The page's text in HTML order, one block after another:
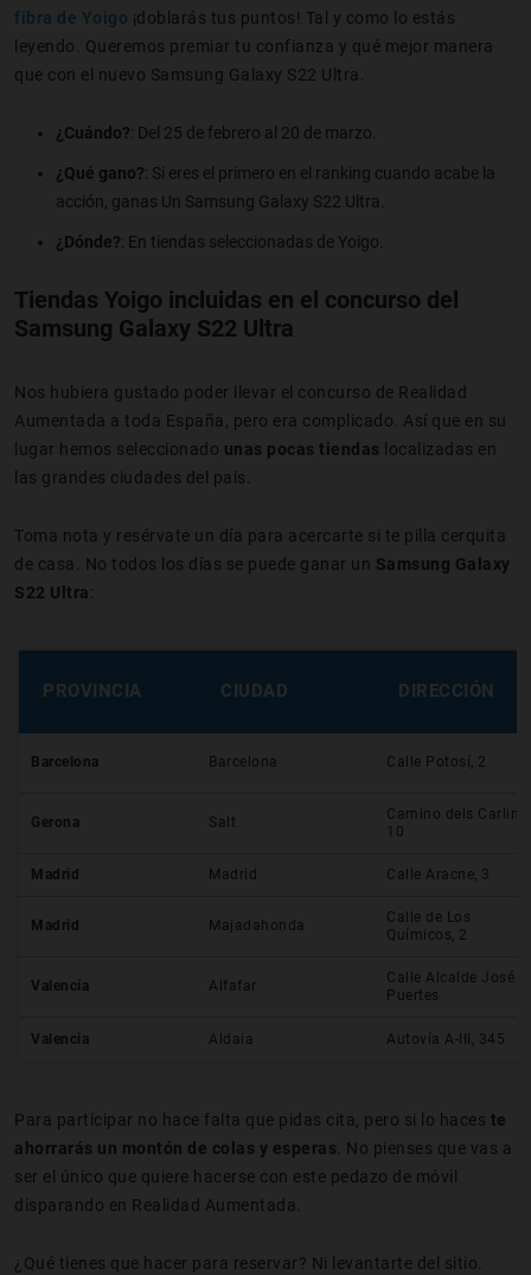
fibra de Yoigo ¡doblarás tus puntos! Tal y como lo estás
leyendo. Queremos premiar tu confianza y qué mejor manera
que con el nuevo Samsung Galaxy S22 Ultra.
¿Cuándo?: Del 25 de febrero al 20 de marzo.
¿Qué gano?: Si eres el primero en el ranking cuando acabe la
acción, ganas Un Samsung Galaxy S22 Ultra.
¿Dónde?: En tiendas seleccionadas de Yoigo.
Tiendas Yoigo incluidas en el concurso del
Samsung Galaxy S22 Ultra
Nos hubiera gustado poder llevar el concurso de Realidad
Aumentada a toda España, pero era complicado. Así que en su
lugar hemos seleccionado unas pocas tiendas
localizadas en
las grandes ciudades del país.
Toma nota y resérvate un día para acercarte si te pilla cerquita
de casa. No todos los días se puede ganar un Samsung Galaxy
S22 Ultra:
PROVINCIA CIUDAD DIRECCIÓN
Barcelona Barcelona Calle Potosí, 2
Gerona Salt
Camino dels Carlins,
10
Madrid Madrid Calle Aracne, 3
Madrid Majadahonda
Calle de Los
Químicos, 2
Valencia Alfafar
Calle Alcalde José
Puertes
Valencia Aldaia Autovía A-III, 345
Para participar no hace falta que pidas cita, pero si lo haces te
ahorrarás un montón de colas y esperas . No pienses que vas a
ser el único que quiere hacerse con este pedazo de móvil
disparando en Realidad Aumentada.
¿Qué tienes que hacer para reservar? Ni levantarte del sitio.